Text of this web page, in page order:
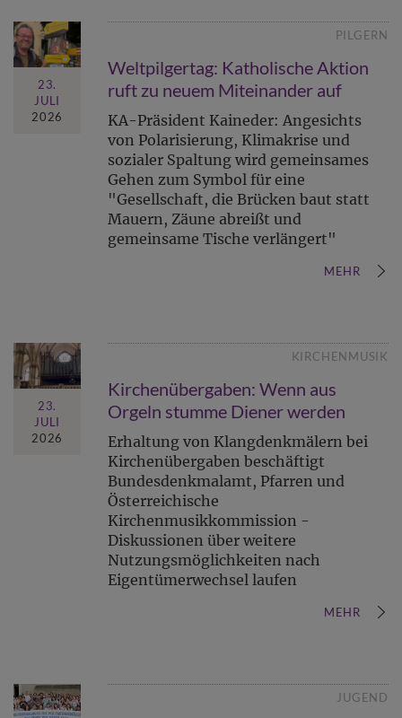
23.
JULI
2026
PILGERN
Weltpilgertag: Katholische Aktion
ruft zu neuem Miteinander auf
KA-Präsident Kaineder: Angesichts
von Polarisierung, Klimakrise und
sozialer Spaltung wird gemeinsames
Gehen zum Symbol für eine
"Gesellschaft, die Brücken baut statt
Mauern, Zäune abreißt und
gemeinsame Tische verlängert"
MEHR
23.
JULI
2026
KIRCHENMUSIK
Kirchenübergaben: Wenn aus
Orgeln stumme Diener werden
Erhaltung von Klangdenkmälern bei
Kirchenübergaben beschäftigt
Bundesdenkmalamt, Pfarren und
Österreichische
Kirchenmusikkommission -
Diskussionen über weitere
Nutzungsmöglichkeiten nach
Eigentümerwechsel laufen
MEHR
JUGEND